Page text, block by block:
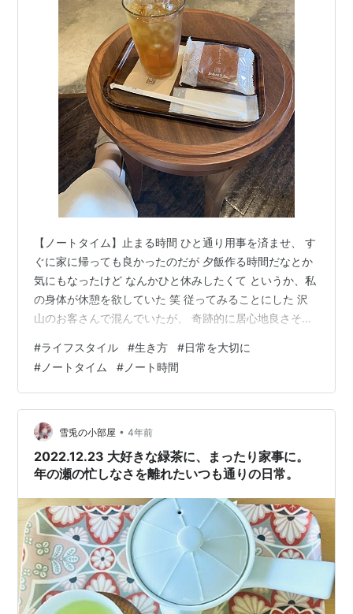
【ノートタイム】止まる時間 ひと通り用事を済ませ、 す
ぐに家に帰っても良かったのだが 夕飯作る時間だなとか
気にもなったけど なんかひと休みしたくて というか、私
の身体が休憩を欲していた 笑 従ってみることにした 沢
山のお客さんで混んでいたが、 奇跡的に居心地良さそう
買って ^^ お茶タイム ホッ♡ いやいや〜〜お茶して良か
った✨ 早る気持ちや 見過ごしそうになる自分の身体の疲
れを リセットしてくれた 止まる時間って 大事だな〜っ
て しみじみ思ったのでした ノートともパチリ✨ 幸 ノー
ト書けて最高だった リラックスできていたからか筆が進
んだ…
#ライフスタイル #生き方 #日常を大切に
# ノートタイム # ノート時間
雪兎の小部屋 • 4年前
2022.12.23 大好きな緑茶に、まったり家事に。
年の瀬の忙しなさを離れたいつも通りの日常。